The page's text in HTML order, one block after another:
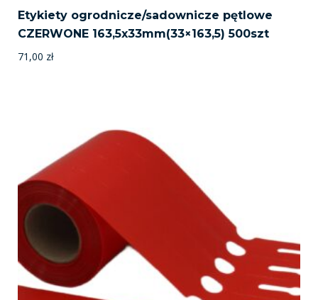
Etykiety ogrodnicze/sadownicze pętlowe
CZERWONE 163,5x33mm(33×163,5) 500szt
71,00 zł